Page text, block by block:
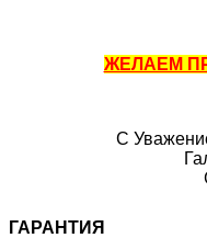
ЖЕЛАЕМ
С
ГАРАНТИЯ